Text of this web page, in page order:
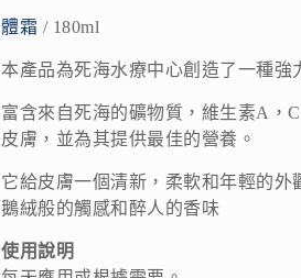
體霜 / 180ml
本產品為死海水療中心創造了一種強
富含來自死海的礦物質，維生素A，
皮膚，並為其提供最佳的營養。
它給皮膚一個清新，柔軟和年輕的
鵝絨般的觸感和醉人的香味
使用說明